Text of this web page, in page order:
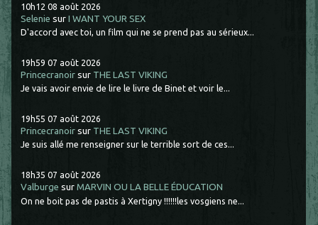
10h12 08 août 2026
Selenie surI WANT YOUR SEX
D'accord avec toi, un film qui ne se prend pas au sérieux...
19h59 07 août 2026
Princecranoir sur THE LAST VIKING
Je vais avoir envie de lire le livre de Binet et voir le...
19h55 07 août 2026
Princecranoir sur THE LAST VIKING
Je suis allé me renseigner sur le terrible sort de ces...
18h35 07 août 2026
Valburge surMARVIN OU LA BELLE ÉDUCATION
On ne boit pas de pastis à Xertigny !!!!!!les vosgiens ne...